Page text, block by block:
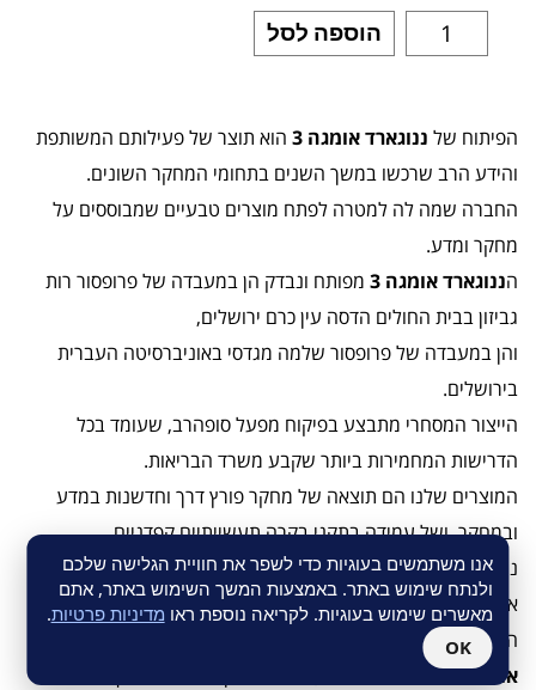
הוספה לסל
הפיתוח של ננוגארד אומגה 3
הוא תוצר של פעילותם המשותפת
והידע הרב שרכשו במשך השנים בתחומי המחקר השונים.
החברה שמה לה למטרה לפתח מוצרים טבעיים שמבוססים על
מחקר ומדע.
הננוגארד אומגה 3
מפותח ונבדק הן במעבדה של פרופסור רות
גביזון בבית החולים הדסה עין כרם ירושלים,
והן במעבדה של פרופסור שלמה מגדסי באוניברסיטה העברית
בירושלים.
הייצור המסחרי מתבצע בפיקוח מפעל סופהרב, שעומד בכל
הדרישות המחמירות ביותר שקבע משרד הבריאות.
המוצרים שלנו הם תוצאה של מחקר פורץ דרך וחדשנות במדע
ובמחקר, ושל עמידה בתקני בקרה תעשייתיים קפדניים.
ננוגארד אומגה 3 הוא תוסף תזונה בננו–טכנולוגיה לספיגה
אופטימלית.
ה ננוגארד אומגה 3
אומגה 3 לננו-טיפות במים, לעומת שמן דגים רגיל הצף על פני
אנו משתמשים בעוגיות כדי לשפר את חוויית הגלישה שלכם
ולנתח שימוש באתר. באמצעות המשך השימוש באתר, אתם
מאשרים שימוש בעוגיות. לקריאה נוספת ראו מדיניות פרטיות.
OK